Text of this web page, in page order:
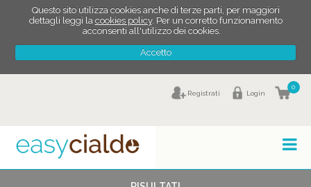
Questo sito utilizza cookies anche di terze parti, per maggiori
dettagli leggi la cookies policy. Per un corretto funzionamento
acconsenti all'utilizzo dei cookies.
Accetto
0
Login
Registrati